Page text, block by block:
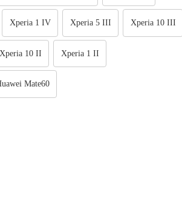
Xperia 1 IV Xperia 5 III Xperia 10 III
Xperia 10 II Xperia 1 II
Mate60